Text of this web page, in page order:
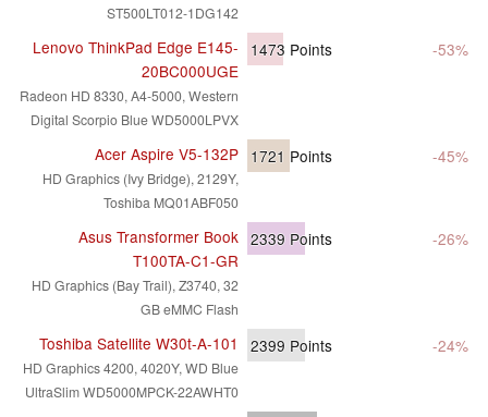
ST500LT012-1DG142
Lenovo ThinkPad Edge E145-
20BC000UGE
Radeon HD 8330, A4-5000, Western
Digital Scorpio Blue WD5000LPVX
1473 Points -53%
Acer Aspire V5-132P
HD Graphics (Ivy Bridge), 2129Y,
Toshiba MQ01ABF050
1721 Points -45%
Asus Transformer Book
T100TA-C1-GR
HD Graphics (Bay Trail), Z3740, 32
GB eMMC Flash
2339 Points -26%
Toshiba Satellite W30t-A-101
HD Graphics 4200, 4020Y, WD Blue
UltraSlim WD5000MPCK-22AWHT0
2399 Points -24%